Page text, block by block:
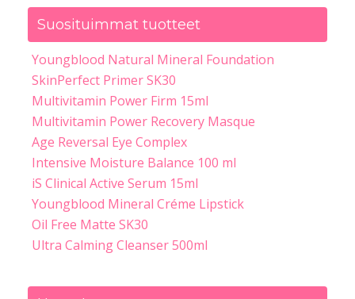
Suosituimmat tuotteet
Youngblood Natural Mineral Foundation
SkinPerfect Primer SK30
Multivitamin Power Firm 15ml
Multivitamin Power Recovery Masque
Age Reversal Eye Complex
Intensive Moisture Balance 100 ml
iS Clinical Active Serum 15ml
Youngblood Mineral Créme Lipstick
Oil Free Matte SK30
Ultra Calming Cleanser 500ml